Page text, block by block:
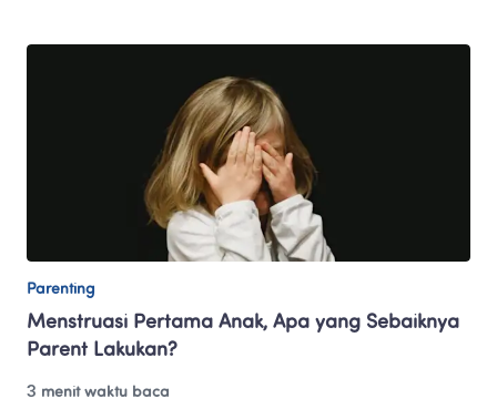
Parenting
Menstruasi Pertama Anak, Apa yang Sebaiknya
Parent Lakukan?
3 menit waktu baca